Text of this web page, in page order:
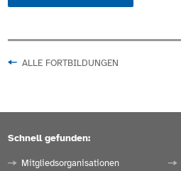
ALLE FORTBILDUNGEN
Schnell gefunden:
Mitgliedsorganisationen